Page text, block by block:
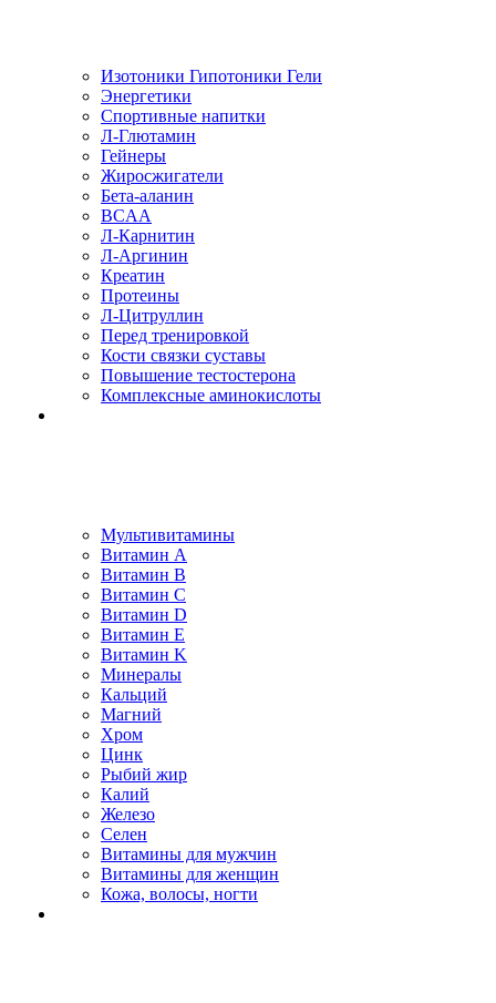
Изотоники Гипотоники Гели
Энергетики
Спортивные напитки
Л-Глютамин
Гейнеры
Жиросжигатели
Бета-аланин
BCAA
Л-Карнитин
Л-Аргинин
Креатин
Протеины
Л-Цитруллин
Перед тренировкой
Кости связки суставы
Повышение тестостерона
Комплексные аминокислоты
Мультивитамины
Витамин A
Витамин B
Витамин C
Витамин D
Витамин E
Витамин K
Минералы
Кальций
Магний
Хром
Цинк
Рыбий жир
Калий
Железо
Селен
Витамины для мужчин
Витамины для женщин
Кожа, волосы, ногти